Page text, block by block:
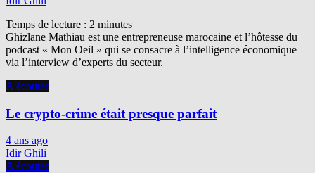
Temps de lecture : 2 minutes
Ghizlane Mathiau est une entrepreneuse marocaine et l’hôtesse du
podcast « Mon Oeil » qui se consacre à l’intelligence économique
via l’interview d’experts du secteur.
A écouter
Le crypto-crime était presque parfait
4 ans ago
Idir Ghili
A écouter